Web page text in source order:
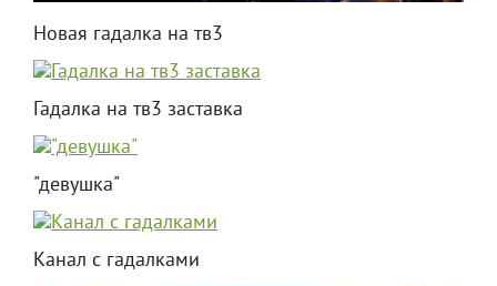
Новая гадалка на тв3
Гадалка на тв3 заставка
"девушка"
Канал с гадалками